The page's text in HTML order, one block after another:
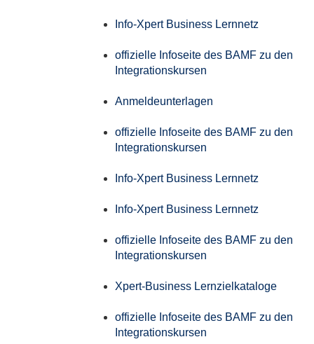
Info-Xpert Business Lernnetz
offizielle Infoseite des BAMF zu den
Integrationskursen
Anmeldeunterlagen
offizielle Infoseite des BAMF zu den
Integrationskursen
Info-Xpert Business Lernnetz
Info-Xpert Business Lernnetz
offizielle Infoseite des BAMF zu den
Integrationskursen
Xpert-Business Lernzielkataloge
offizielle Infoseite des BAMF zu den
Integrationskursen